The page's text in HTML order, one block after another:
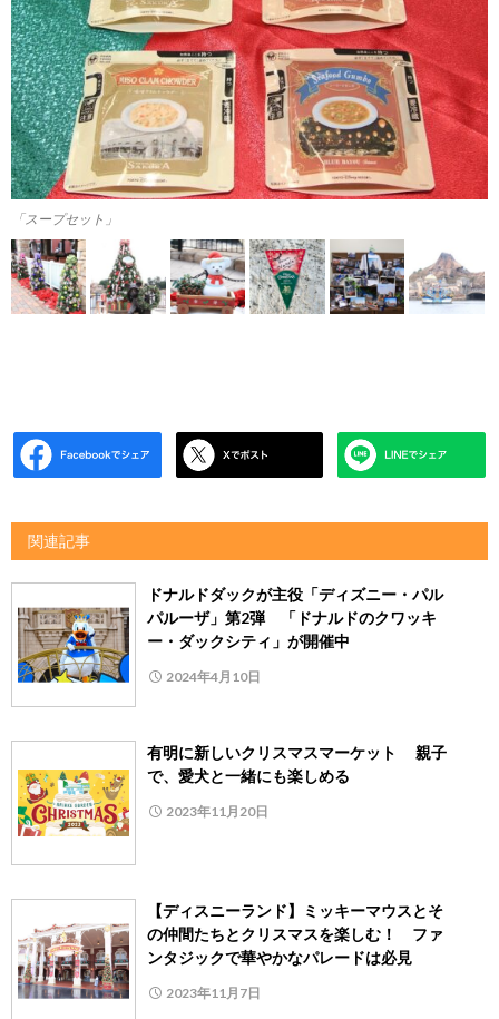
「スープセット」
関連記事
ドナルドダックが主役「ディズニー・パル
パルーザ」第2弾 「ドナルドのクワッキ
ー・ダックシティ」が開催中
2024年4月10日
有明に新しいクリスマスマーケット 親子
で、愛犬と一緒にも楽しめる
2023年11月20日
【ディスニーランド】ミッキーマウスとそ
の仲間たちとクリスマスを楽しむ！ ファ
ンタジックで華やかなパレードは必見
2023年11月7日